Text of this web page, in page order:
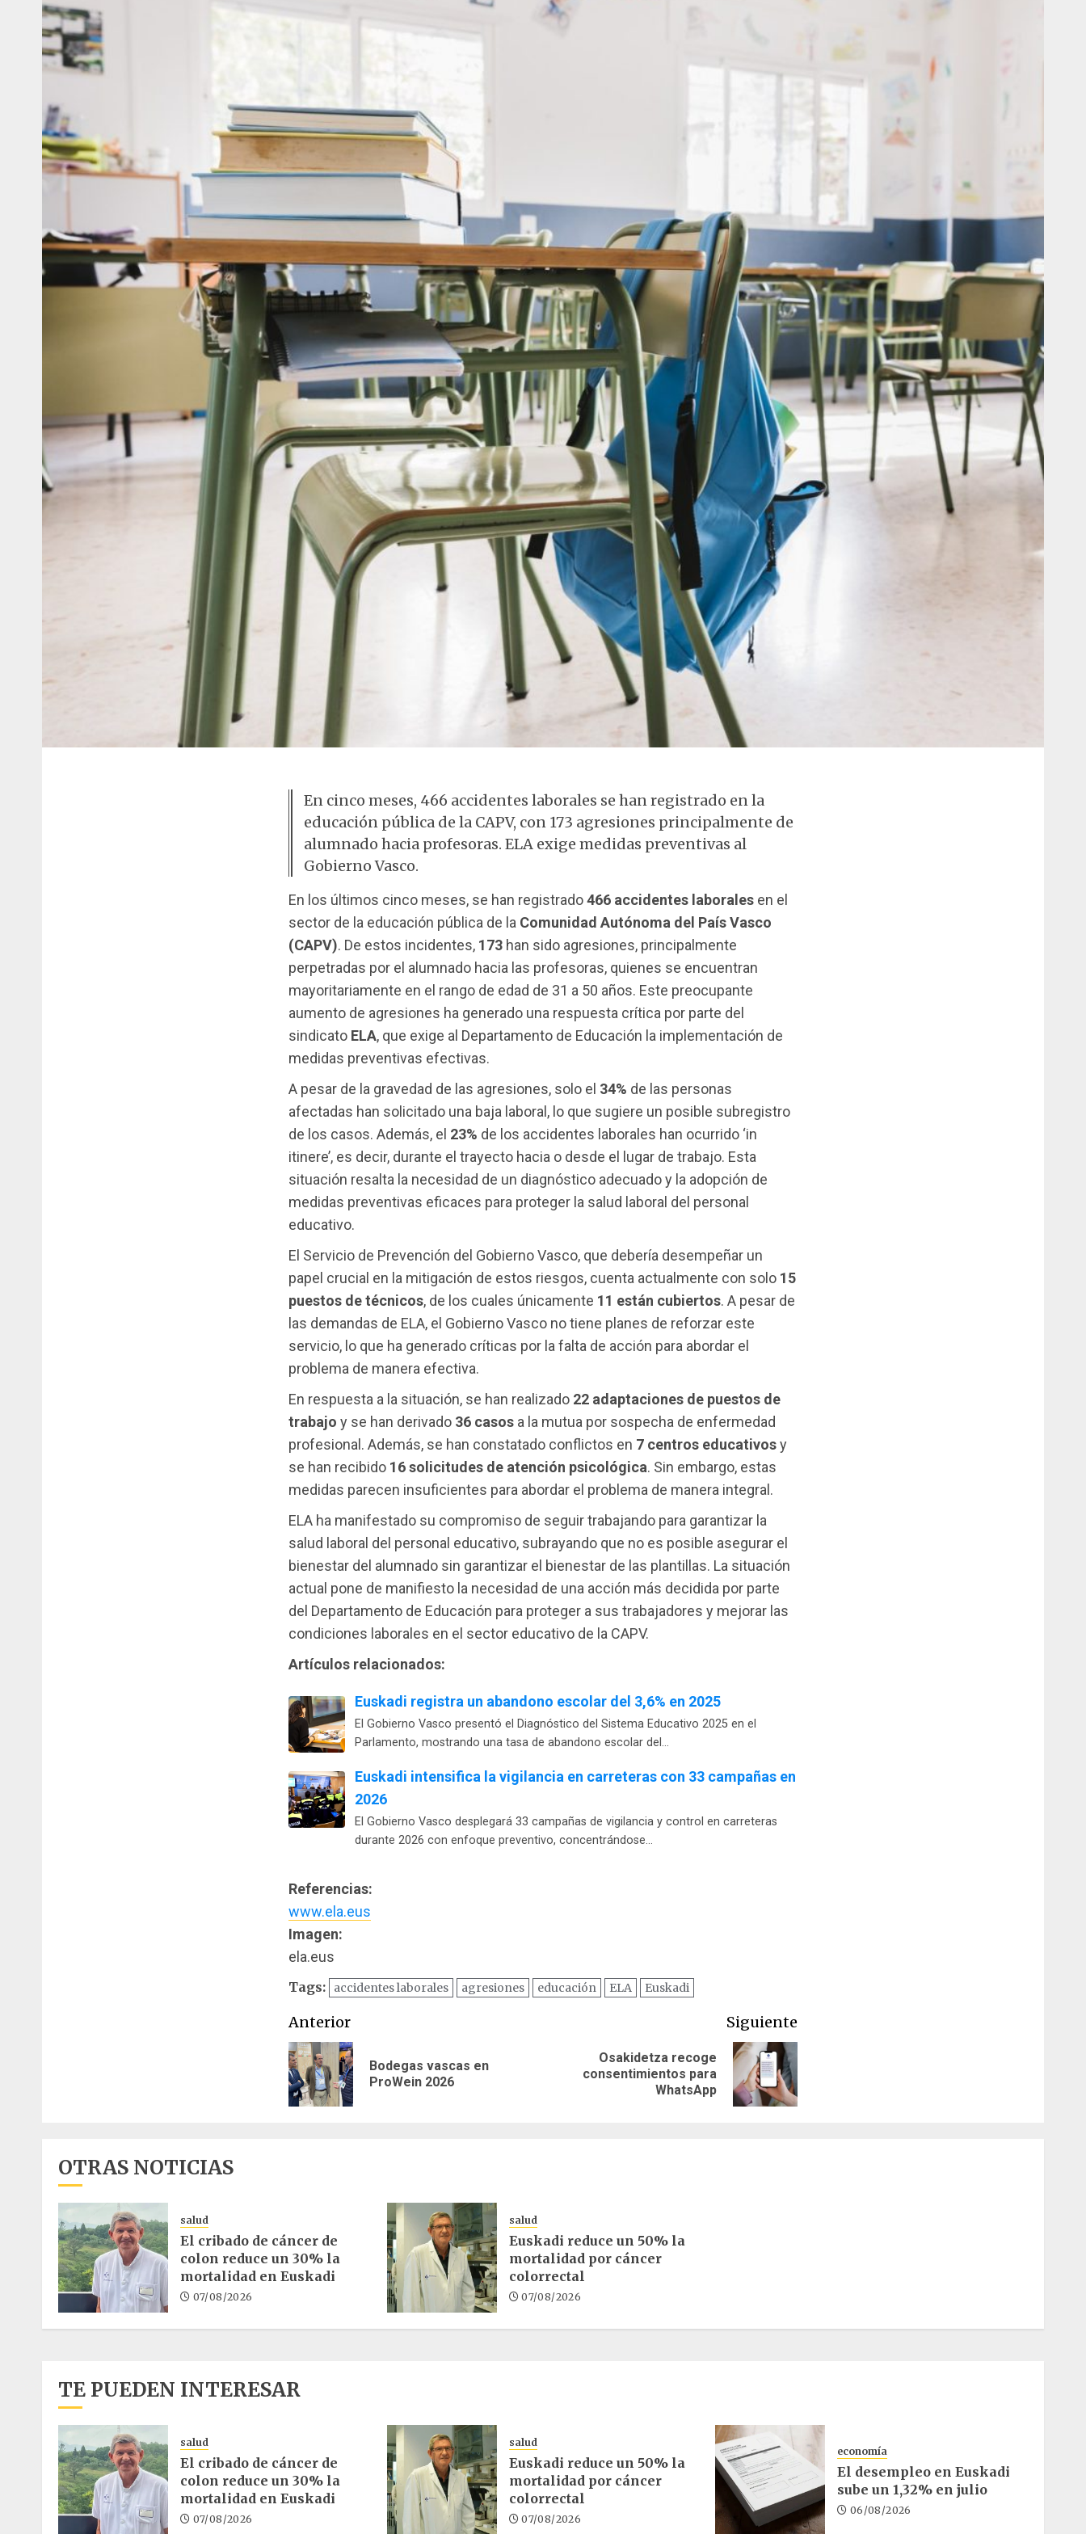
En cinco meses, 466 accidentes laborales se han registrado en la
educación pública de la CAPV, con 173 agresiones principalmente de
alumnado hacia profesoras. ELA exige medidas preventivas al
Gobierno Vasco.
En los últimos cinco meses, se han registrado466 accidentes laborales en el
sector de la educación pública de la Comunidad Autónoma del País Vasco
(CAPV). De estos incidentes, 173 han sido agresiones, principalmente
perpetradas por el alumnado hacia las profesoras, quienes se encuentran
mayoritariamente en el rango de edad de 31 a 50 años. Este preocupante
aumento de agresiones ha generado una respuesta crítica por parte del
sindicato ELA, que exige al Departamento de Educación la implementación de
medidas preventivas efectivas.
A pesar de la gravedad de las agresiones, solo el 34% de las personas
afectadas han solicitado una baja laboral, lo que sugiere un posible subregistro
de los casos. Además, el 23% de los accidentes laborales han ocurrido ‘in
itinere’, es decir, durante el trayecto hacia o desde el lugar de trabajo. Esta
situación resalta la necesidad de un diagnóstico adecuado y la adopción de
medidas preventivas eficaces para proteger la salud laboral del personal
educativo.
El Servicio de Prevención del Gobierno Vasco, que debería desempeñar un
papel crucial en la mitigación de estos riesgos, cuenta actualmente con solo 15
puestos de técnicos, de los cuales únicamente 11 están cubiertos. A pesar de
las demandas de ELA, el Gobierno Vasco no tiene planes de reforzar este
servicio, lo que ha generado críticas por la falta de acción para abordar el
problema de manera efectiva.
En respuesta a la situación, se han realizado 22 adaptaciones de puestos de
trabajo y se han derivado 36 casos a la mutua por sospecha de enfermedad
profesional. Además, se han constatado conflictos en 7 centros educativosy
se han recibido 16 solicitudes de atención psicológica. Sin embargo, estas
medidas parecen insuficientes para abordar el problema de manera integral.
ELA ha manifestado su compromiso de seguir trabajando para garantizar la
salud laboral del personal educativo, subrayando que no es posible asegurar el
bienestar del alumnado sin garantizar el bienestar de las plantillas. La situación
actual pone de manifiesto la necesidad de una acción más decidida por parte
del Departamento de Educación para proteger a sus trabajadores y mejorar las
condiciones laborales en el sector educativo de la CAPV.
Artículos relacionados:
Euskadi registra un abandono escolar del 3,6% en 2025
El Gobierno Vasco presentó el Diagnóstico del Sistema Educativo 2025 en el
Parlamento, mostrando una tasa de abandono escolar del…
Euskadi intensifica la vigilancia en carreteras con 33 campañas en
2026
El Gobierno Vasco desplegará 33 campañas de vigilancia y control en carreteras
durante 2026 con enfoque preventivo, concentrándose…
Referencias:
www.ela.eus
Imagen:
ela.eus
Tags: accidentes laborales agresiones educación ELA Euskadi
Navegación
de
entradas
Anterior
Entrada
Bodegas vascas en
ProWein 2026
Siguiente
Siguiente
Osakidetza recoge
consentimientos para
WhatsApp
OTRAS NOTICIAS
salud
El cribado de cáncer de
colon reduce un 30% la
mortalidad en Euskadi
07/08/2026
salud
Euskadi reduce un 50% la
mortalidad por cáncer
colorrectal
07/08/2026
TE PUEDEN INTERESAR
salud
El cribado de cáncer de
colon reduce un 30% la
mortalidad en Euskadi
07/08/2026
salud
Euskadi reduce un 50% la
mortalidad por cáncer
colorrectal
07/08/2026
economía
El desempleo en Euskadi
sube un 1,32% en julio
06/08/2026